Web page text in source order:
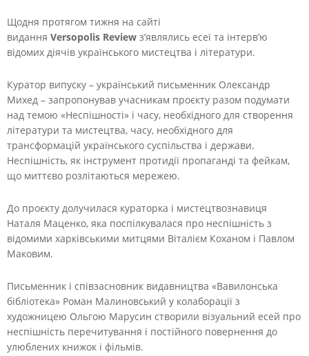
Щодня протягом тижня на сайті
видання Versopolis Review з’являлись есеї та інтерв’ю
відомих діячів українського мистецтва і літератури.
Куратор випуску – український письменник Олександр
Михед – запропонував учасникам проєкту разом подумати
над темою «Неспішності» і часу, необхідного для створення
літератури та мистецтва, часу, необхідного для
трансформацій українського суспільства і держави.
Неспішність, як інструмент протидії пропаганді та фейкам,
що миттєво розлітаються мережею.
До проєкту долучилася кураторка і мистецтвознавиця
Наталя Маценко, яка поспілкувалася про неспішність з
відомими харківськими митцями Віталієм Коханом і Павлом
Маковим.
Письменник і співзасновник видавництва «Вавилонська
бібліотека» Роман Малиновський у колаборації з
художницею Ольгою Марусин створили візуальний есей про
неспішність перечитування і постійного повернення до
улюблених книжок і фільмів.